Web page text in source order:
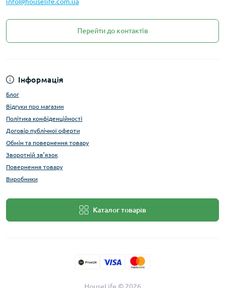
Перейти до контактів
Інформація
Блог
Відгуки про магазин
Політика конфіденційності
Договір публічної оферти
Обмін та повернення товару
Зворотній зв’язок
Повернення товару
Виробники
Каталог товарів